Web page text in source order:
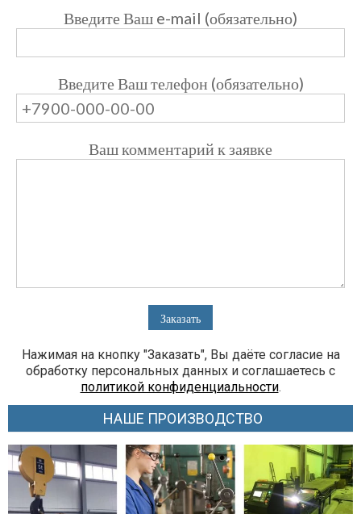
Введите Ваш e-mail (обязательно)
Введите Ваш телефон (обязательно)
Ваш комментарий к заявке
Нажимая на кнопку "Заказать", Вы даёте согласие на
обработку персональных данных и соглашаетесь с
политикой конфиденциальности.
НАШЕ ПРОИЗВОДСТВО